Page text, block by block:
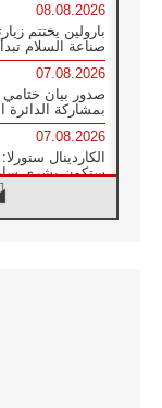
08.08.2026
بارولين يختتم
صناعة السلام
07.08.2026
صدور بيان
بمشاركة الدائرة
07.08.2026
الكاردينال
ستكون بشرى سارة
الفاتيكان يعلن